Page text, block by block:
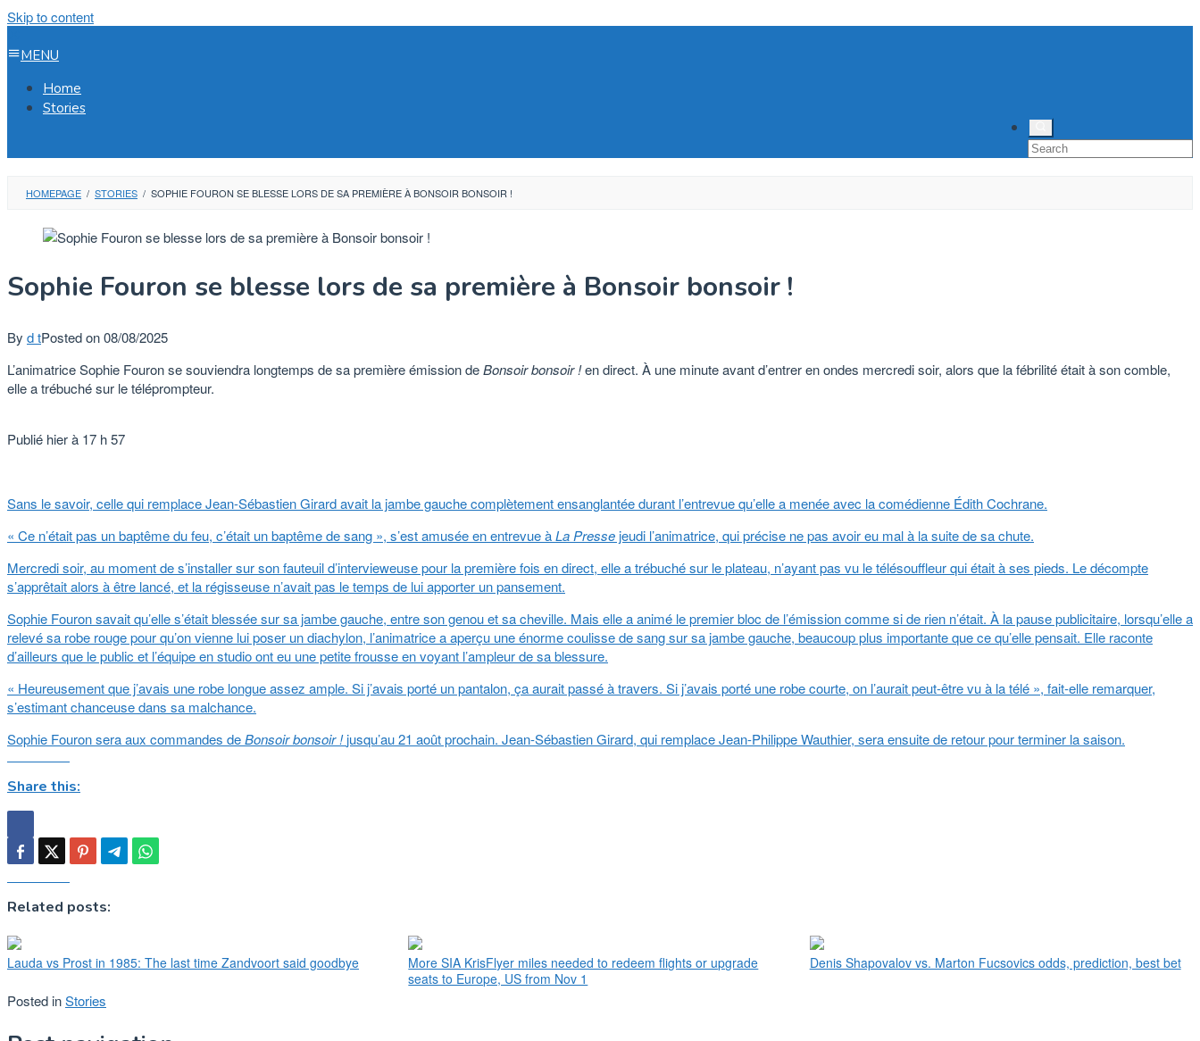
Skip to content
MENU
Home
Stories
HOMEPAGE / STORIES / SOPHIE FOURON SE BLESSE LORS DE SA PREMIÈRE À BONSOIR BONSOIR !
Sophie Fouron se blesse lors de sa première à Bonsoir bonsoir !
By d tPosted on08/08/2025
L’animatrice Sophie Fouron se souviendra longtemps de sa première émission deBonsoir bonsoir !en direct. À une minute avant d’entrer en ondes mercredi soir, alors que la fébrilité était à son comble,
elle a trébuché sur le téléprompteur.
Publié hier à 17 h 57
Sans le savoir, celle qui remplace Jean-Sébastien Girard avait la jambe gauche complètement ensanglantée durant l’entrevue qu’elle a menée avec la comédienne Édith Cochrane.
« Ce n’était pas un baptême du feu, c’était un baptême de sang », s’est amusée en entrevue àLa Pressejeudi l’animatrice, qui précise ne pas avoir eu mal à la suite de sa chute.
Mercredi soir, au moment de s’installer sur son fauteuil d’intervieweuse pour la première fois en direct, elle a trébuché sur le plateau, n’ayant pas vu le télésouffleur qui était à ses pieds. Le décompte
s’apprêtait alors à être lancé, et la régisseuse n’avait pas le temps de lui apporter un pansement.
Sophie Fouron savait qu’elle s’était blessée sur sa jambe gauche, entre son genou et sa cheville. Mais elle a animé le premier bloc de l’émission comme si de rien n’était. À la pause publicitaire, lorsqu’elle a
relevé sa robe rouge pour qu’on vienne lui poser un diachylon, l’animatrice a aperçu une énorme coulisse de sang sur sa jambe gauche, beaucoup plus importante que ce qu’elle pensait. Elle raconte
d’ailleurs que le public et l’équipe en studio ont eu une petite frousse en voyant l’ampleur de sa blessure.
« Heureusement que j’avais une robe longue assez ample. Si j’avais porté un pantalon, ça aurait passé à travers. Si j’avais porté une robe courte, on l’aurait peut-être vu à la télé », fait-elle remarquer,
s’estimant chanceuse dans sa malchance.
Sophie Fouron sera aux commandes deBonsoir bonsoir !jusqu’au 21 août prochain. Jean-Sébastien Girard, qui remplace Jean-Philippe Wauthier, sera ensuite de retour pour terminer la saison.
Share this:
Related posts:
Lauda vs Prost in 1985: The last time Zandvoort said goodbye
More SIA KrisFlyer miles needed to redeem flights or upgrade
seats to Europe, US from Nov 1
Denis Shapovalov vs. Marton Fucsovics odds, prediction, best bet
Posted inStories